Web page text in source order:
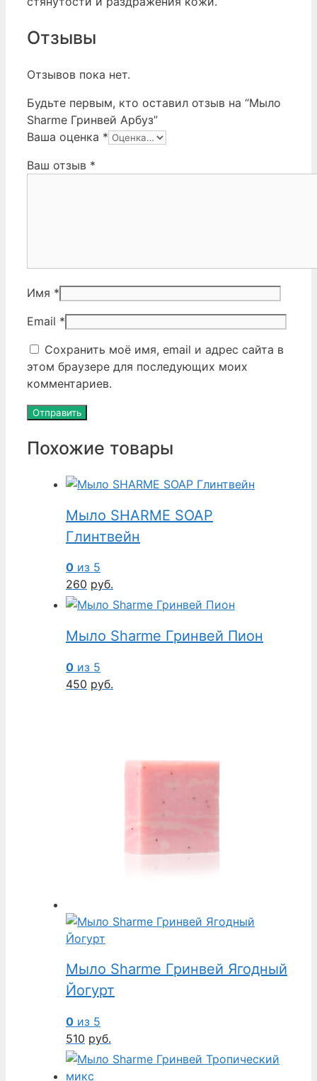
Отзывы
Отзывов пока нет.
Будьте первым, кто оставил отзыв на “Мыло
Sharme Гринвей Арбуз”
Ваша оценка *
Ваш отзыв *
Имя *
Email *
Сохранить моё имя, email и адрес сайта в
этом браузере для последующих моих
комментариев.
Похожие товары
Мыло SHARME SOAP
Глинтвейн
0 из 5
260 руб.
Мыло Sharme Гринвей Пион
0 из 5
450 руб.
Мыло Sharme Гринвей Ягодный
Йогурт
0 из 5
510 руб.